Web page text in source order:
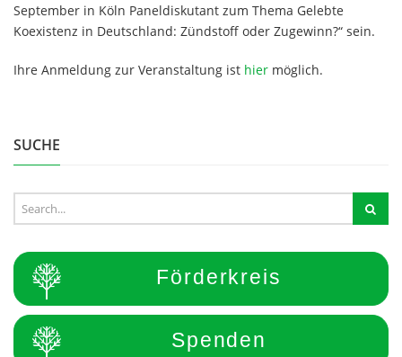
September in Köln Paneldiskutant zum Thema Gelebte
Koexistenz in Deutschland: Zündstoff oder Zugewinn?“ sein.
Ihre Anmeldung zur Veranstaltung ist hier möglich.
SUCHE
Förderkreis
Spenden